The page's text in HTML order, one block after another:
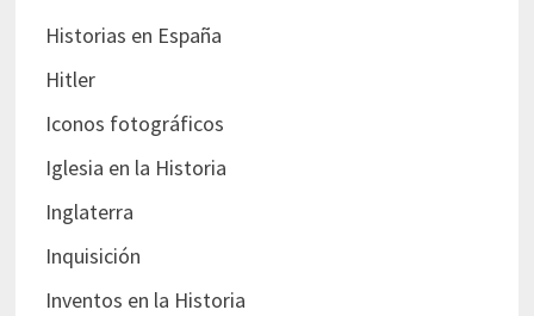
Historias en España
Hitler
Iconos fotográficos
Iglesia en la Historia
Inglaterra
Inquisición
Inventos en la Historia